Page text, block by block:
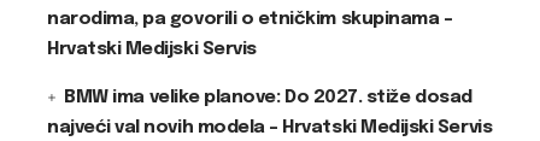
narodima, pa govorili o etničkim skupinama –
Hrvatski Medijski Servis
BMW ima velike planove: Do 2027. stiže dosad
najveći val novih modela – Hrvatski Medijski Servis